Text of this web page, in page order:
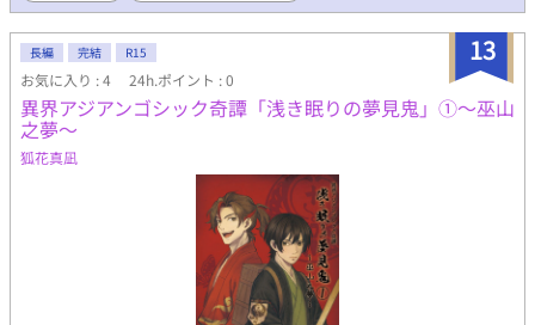
13
長編 完結 R15
お気に入り : 4 24h.ポイント : 0
異界アジアンゴシック奇譚「浅き眠りの夢見鬼」①～巫山
之夢～
狐花真凪